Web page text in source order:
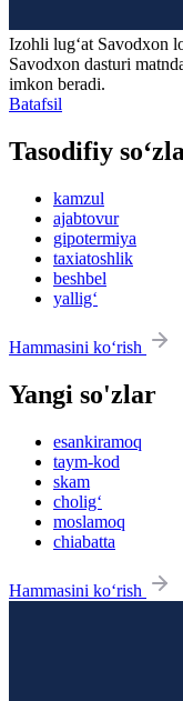
Izohli lugʻat Savodxon
Savodxon dasturi
imkon beradi.
Batafsil
Tasodifiy
kamzul
ajabtovur
gipotermiya
taxiatoshlik
beshbel
yallig‘
Hammasini ko‘rish
Yangi so'zlar
esankiramoq
taym-kod
skam
cholig‘
moslamoq
chiabatta
Hammasini ko‘rish